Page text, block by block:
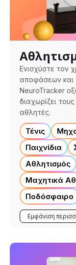
Ενισχύστε τον
αποφάσεων και
NeuroTracker
διαχωρίζει
αθλητές.
Τένις
Παιχνίδια
Αθλητισμός
Μαχητικά
Ποδόσφαιρο
Εμφάνιση